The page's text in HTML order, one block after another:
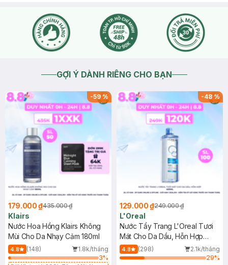
GỢI Ý DÀNH RIÊNG CHO BẠN
-59%
179.000 ₫435.000 ₫
Klairs
Nước Hoa Hồng Klairs Không
Mùi Cho Da Nhạy Cảm 180ml
4.8 (148)
1.8k/tháng
3%
-48%
129.000 ₫249.000 ₫
L'Oreal
Nước Tẩy Trang L'Oreal Tươi
Mát Cho Da Dầu, Hỗn Hợp
400ml
4.8 (298)
2.1k/tháng
29%